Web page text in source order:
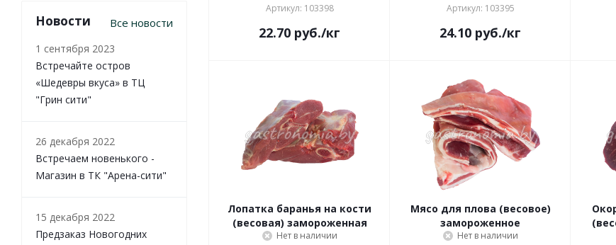
Артикул: 103398
22.70 руб./кг
Артикул: 103395
24.10 руб./кг
Лопатка баранья на кости
(весовая) замороженная
Нет в наличии
Мясо для плова (весовое)
замороженное
Нет в наличии
Новости Все новости
1 сентября 2023
Встречайте остров
«Шедевры вкуса» в ТЦ
"Грин сити"
26 декабря 2022
Встречаем новенького -
Магазин в ТК "Арена-сити"
15 декабря 2022
Предзаказ Новогодних